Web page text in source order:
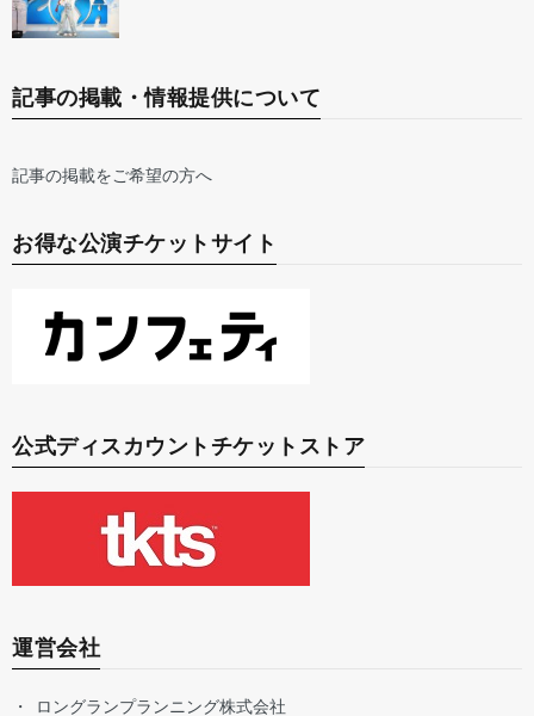
記事の掲載・情報提供について
記事の掲載をご希望の方へ
お得な公演チケットサイト
公式ディスカウントチケットストア
運営会社
ロングランプランニング株式会社